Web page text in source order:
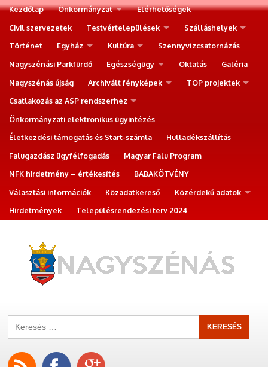
Kezdőlap Önkormányzat
Elérhetőségek
Civil szervezetek
Testvértelepülések
Szálláshelyek
Történet
Egyház Kultúra
Szennyvízcsatornázás
Nagyszénási Parkfürdő
Egészségügy Oktatás
Galéria
Nagyszénás újság
Archivált fényképek
TOP projektek
Csatlakozás az ASP rendszerhez
Önkormányzati elektronikus ügyintézés
Életkezdési támogatás és Start-számla
Hulladékszállítás
Falugazdász ügyfélfogadás
Magyar Falu Program
NFK hirdetmény – értékesítés
BABAKÖTVÉNY
Választási információk
Közadatkereső
Közérdekű adatok
Hirdetmények
Településrendezési terv 2024